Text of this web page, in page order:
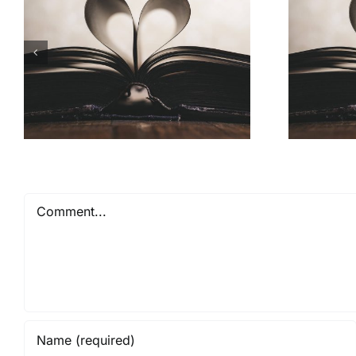
Comment